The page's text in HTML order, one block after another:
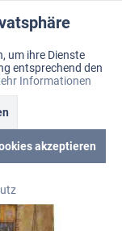
Warenkorb
Konto
Aktiv
Inaktiv
Inaktiv
Inaktiv
um ihre Dienste
entsprechend den
Informationen
akzeptieren